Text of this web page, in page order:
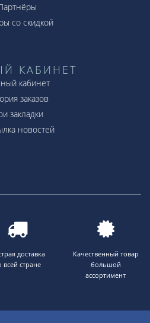
со скидкой
КАБИНЕТ
кабинет
заказов
закладки
новостей
доставка
всей стране
Качественный товар
большой
ассортимент